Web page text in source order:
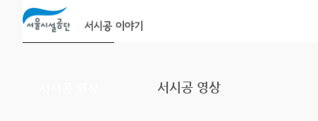
본문바로가기
서시공 영상